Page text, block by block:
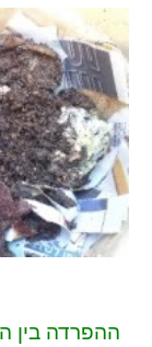
ההפרדה בין